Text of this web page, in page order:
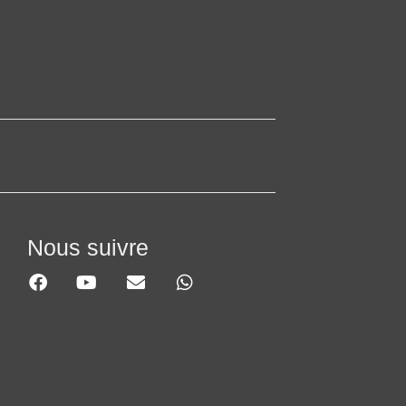
Nous suivre